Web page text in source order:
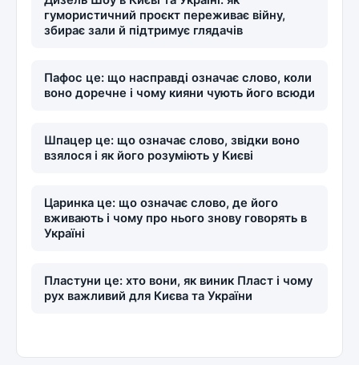
гумористичний проєкт переживає війну,
збирає зали й підтримує глядачів
Пафос це: що насправді означає слово, коли
воно доречне і чому кияни чують його всюди
Шпацер це: що означає слово, звідки воно
взялося і як його розуміють у Києві
Царинка це: що означає слово, де його
вживають і чому про нього знову говорять в
Україні
Пластуни це: хто вони, як виник Пласт і чому
рух важливий для Києва та України